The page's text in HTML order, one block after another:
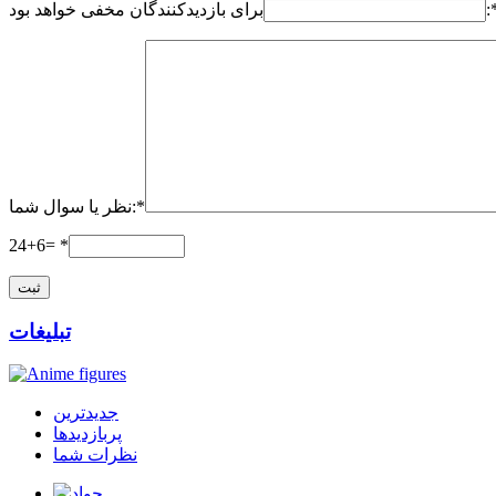
برای بازدیدکنندگان مخفی خواهد بود
نظر یا سوال شما:*
24+6= *
تبلیغات
جدیدترین
پربازدیدها
نظرات شما